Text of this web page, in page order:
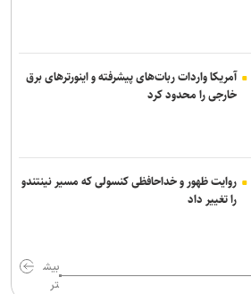
آمریکا واردات ربات‌های پیشرفته و اینورترهای برق
خارجی را محدود کرد
روایت ظهور و خداحافظی کنسولی که مسیر نینتندو
را تغییر داد
بیش
تر